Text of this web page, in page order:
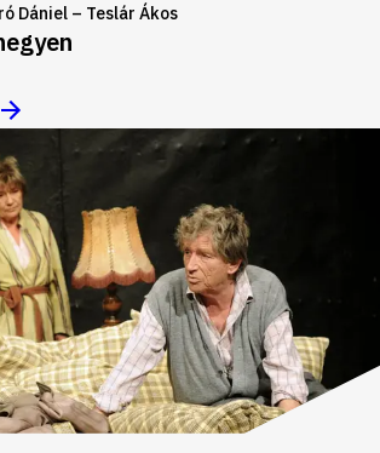
Dániel – Teslár Ákos